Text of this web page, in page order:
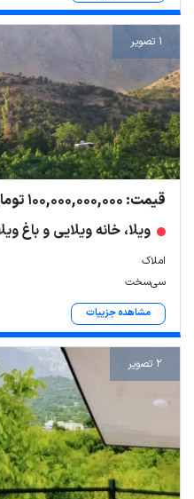
1 تصویر
قیمت: 100,000,000,000 تومان
ویلا، خانه ویلایی و باغ
املاک
سی‌سخت
مشاهده جزییات
2 تصویر